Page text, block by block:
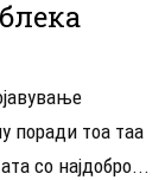
поради тоа таа
со најдобро...